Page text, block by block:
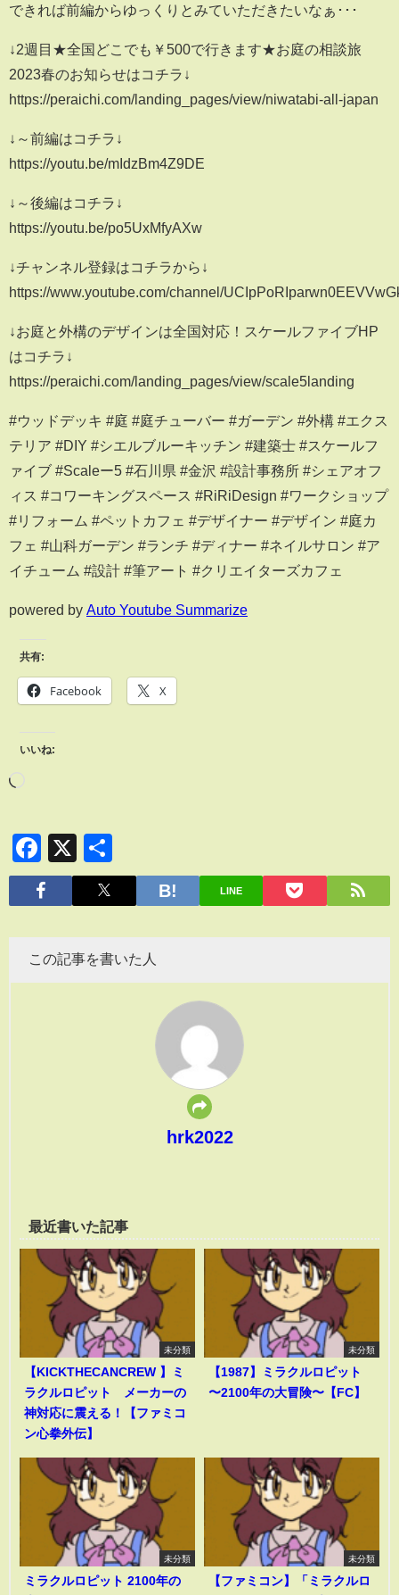
できれば前編からゆっくりとみていただきたいなぁ･･･
↓2週目★全国どこでも￥500で行きます★お庭の相談旅
2023春のお知らせはコチラ↓
https://peraichi.com/landing_pages/view/niwatabi-all-japan
↓～前編はコチラ↓
https://youtu.be/mIdzBm4Z9DE
↓～後編はコチラ↓
https://youtu.be/po5UxMfyAXw
↓チャンネル登録はコチラから↓
https://www.youtube.com/channel/
↓お庭と外構のデザインは全国対応！スケールファイブHP
はコチラ↓
https://peraichi.com/landing_pages/view/scale5landing
#ウッドデッキ #庭 #庭チューバー #ガーデン #外構 #エクス
テリア #DIY #シエルブルーキッチン #建築士 #スケールフ
ァイブ #Scaleー5 #石川県 #金沢 #設計事務所 #シェアオフ
ィス #コワーキングスペース #RiRiDesign #ワークショップ
#リフォーム #ペットカフェ #デザイナー #デザイン #庭カ
フェ #山科ガーデン #ランチ #ディナー #ネイルサロン #ア
イチューム #設計 #筆アート #クリエイターズカフェ
powered by Auto Youtube Summarize
共有:
Facebook X
いいね:
Facebook
X
有
LINE
この記事を書いた人
hrk2022
最近書いた記事
未分類
【KICKTHECANCREW 】ミ
ラクルロピット メーカーの
神対応に震える！【ファミコ
ン心拳外伝】
未分類
【1987】ミラクルロピット
〜2100年の大冒険〜【FC】
未分類
ミラクルロピット 2100年の
未分類
【ファミコン】「ミラクルロ